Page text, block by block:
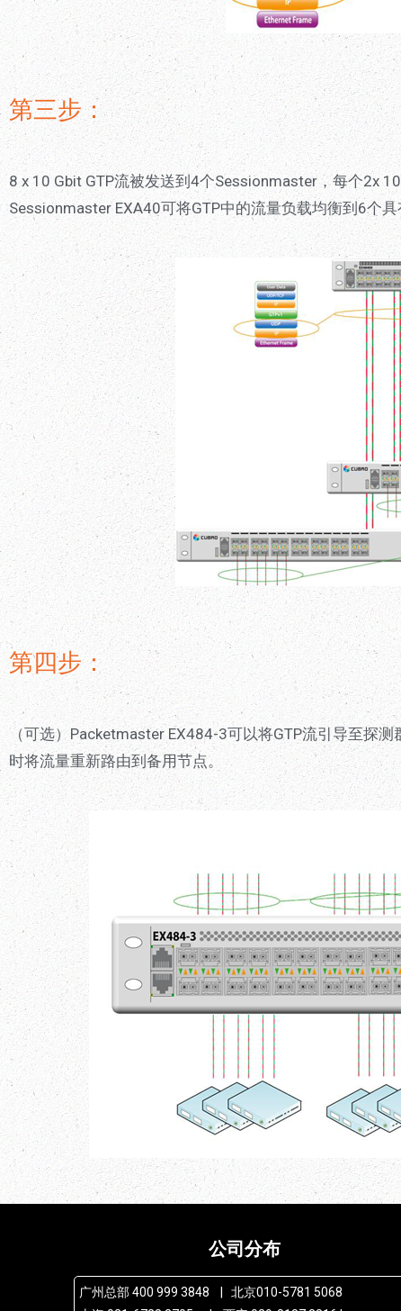
第三步：
8 x 10 Gbit GTP流被发送到4个Sessionmaster，每个2x 10
Sessionmaster EXA40可将GTP中的流量负载均衡到6个
第四步：
（可选）Packetmaster EX484-3可以将GTP流引导至探
时将流量重新路由到备用节点。
公司分布
广州总部 400 999 3848 | 北京010-5781 5068